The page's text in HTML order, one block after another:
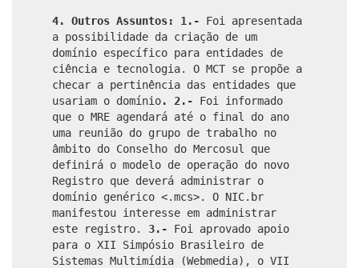
4. Outros Assuntos: 1.- Foi apresentada
a possibilidade da criação de um
domínio específico para entidades de
ciência e tecnologia. O MCT se propõe a
checar a pertinência das entidades que
usariam o domínio. 2.- Foi informado
que o MRE agendará até o final do ano
uma reunião do grupo de trabalho no
âmbito do Conselho do Mercosul que
definirá o modelo de operação do novo
Registro que deverá administrar o
domínio genérico <.mcs>. O NIC.br
manifestou interesse em administrar
este registro.
3.- Foi aprovado apoio
para o XII Simpósio Brasileiro de
Sistemas Multimídia (Webmedia), o VII